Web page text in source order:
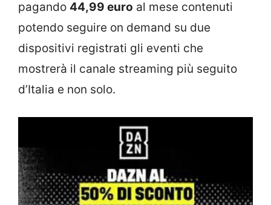
pagando 44,99 euro al mese contenuti
potendo seguire on demand su due
dispositivi registrati gli eventi che
mostrerà il canale streaming più seguito
d’Italia e non solo.